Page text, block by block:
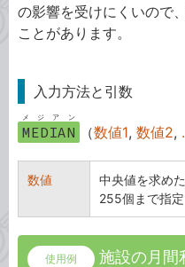
の影響を受けにくいので
ことがあります。
入力方法と引数
MEDIAN
メジアン
（数値1, 数値2,
数値
中央値を求め
255個まで指定
使用例
施設の月間